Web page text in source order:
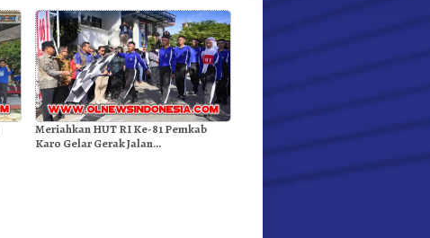
Meriahkan HUT RI Ke-81 Pemkab
Karo Gelar Gerak Jalan